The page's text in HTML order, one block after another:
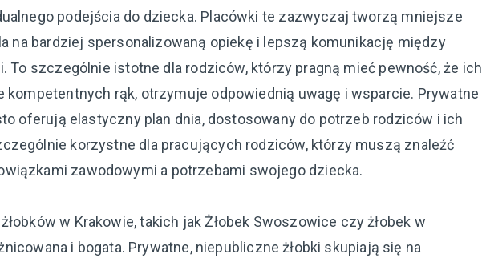
podejścia do dziecka. Placówki te zazwyczaj tworzą mniejsze
na bardziej spersonalizowaną opiekę i lepszą komunikację między
To szczególnie istotne dla rodziców, którzy pragną mieć pewność, że ich
kompetentnych rąk, otrzymuje odpowiednią uwagę i wsparcie. Prywatne
oferują elastyczny plan dnia, dostosowany do potrzeb rodziców i ich
korzystne dla pracujących rodziców, którzy muszą znaleźć
zawodowymi a potrzebami swojego dziecka.
w Krakowie, takich jak Żłobek Swoszowice czy żłobek w
i bogata. Prywatne, niepubliczne żłobki skupiają się na